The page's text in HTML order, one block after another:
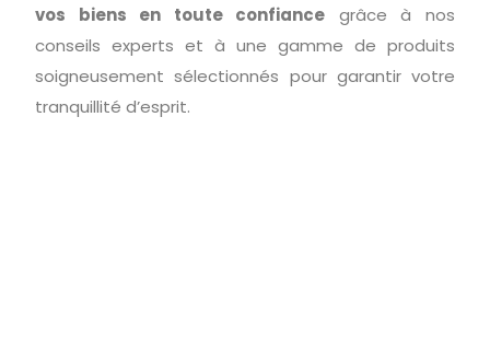
vos biens en toute confiance grâce à nos
conseils experts et à une gamme de produits
soigneusement sélectionnés pour garantir votre
tranquillité d’esprit.